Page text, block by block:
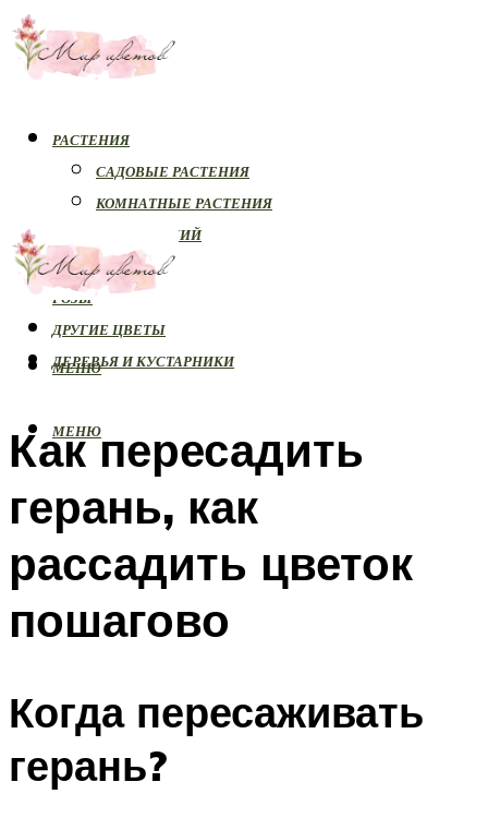
РАСТЕНИЯ
САДОВЫЕ РАСТЕНИЯ
КОМНАТНЫЕ РАСТЕНИЯ
БОЛЕЗНИ РАСТЕНИЙ
ОРХИДЕИ
РОЗЫ
ДРУГИЕ ЦВЕТЫ
ДЕРЕВЬЯ И КУСТАРНИКИ
МЕНЮ
МЕНЮ
Как пересадить
герань, как
рассадить цветок
пошагово
Когда пересаживать
герань?